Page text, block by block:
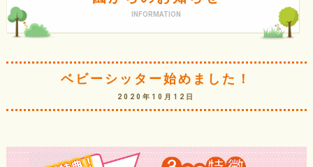
INFORMATION
ベビーシッター始めました！
2020年10月12日